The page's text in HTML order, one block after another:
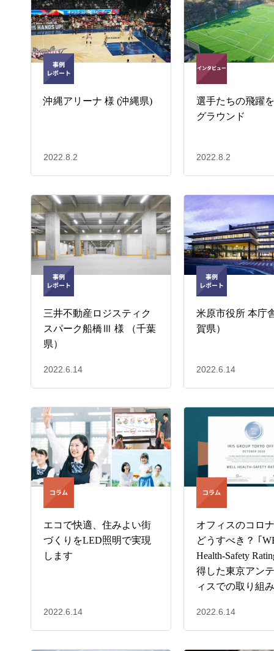
沖縄アリーナ 様 (沖縄県)
2022.8.2
選手たちの飛躍
グラウンド
2022.8.2
三井不動産ロジスティク
スパーク船橋Ⅲ 様 （千葉
県）
2022.6.14
米原市役所 本庁
賀県）
2022.6.14
エコで快適、住みよい街
づくりをLED照明で実現
します
2022.6.14
オフィスのコロ
どうすべき？ ｢
Health-Safety
得した東京アン
ィスでの取り組み
2022.6.14